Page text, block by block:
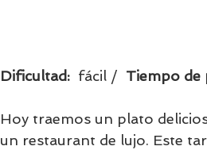
Dificultad: fácil / Tiempo de
Hoy traemos un plato
un restaurant de lujo. Este